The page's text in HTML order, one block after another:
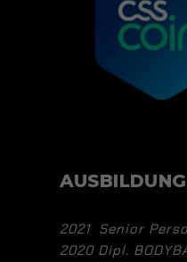
2021 Senior
2020 Dipl.